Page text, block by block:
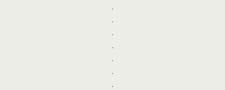
.
.
.
.
.
.
.